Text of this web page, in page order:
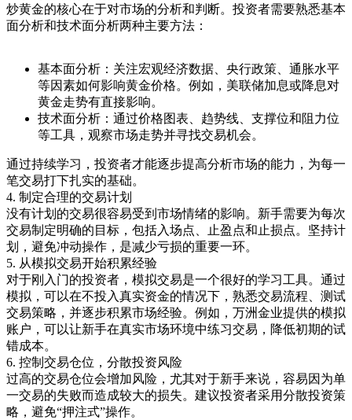
炒黄金的核心在于对市场的分析和判断。投资者需要熟悉基本
面分析和技术面分析两种主要方法：
基本面分析：关注宏观经济数据、央行政策、通胀水平
等因素如何影响黄金价格。例如，美联储加息或降息对
黄金走势有直接影响。
技术面分析：通过价格图表、趋势线、支撑位和阻力位
等工具，观察市场走势并寻找交易机会。
通过持续学习，投资者才能逐步提高分析市场的能力，为每一
笔交易打下扎实的基础。
4. 制定合理的交易计划
没有计划的交易很容易受到市场情绪的影响。新手需要为每次
交易制定明确的目标，包括入场点、止盈点和止损点。坚持计
划，避免冲动操作，是减少亏损的重要一环。
5. 从模拟交易开始积累经验
对于刚入门的投资者，模拟交易是一个很好的学习工具。通过
模拟，可以在不投入真实资金的情况下，熟悉交易流程、测试
交易策略，并逐步积累市场经验。例如，万洲金业提供的模拟
账户，可以让新手在真实市场环境中练习交易，降低初期的试
错成本。
6. 控制交易仓位，分散投资风险
过高的交易仓位会增加风险，尤其对于新手来说，容易因为单
一交易的失败而造成较大的损失。建议投资者采用分散投资策
略，避免“押注式”操作。